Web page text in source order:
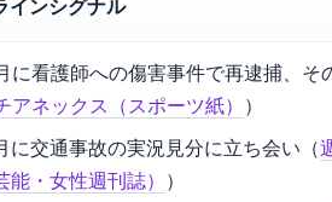
インシグナル
に看護師への傷害事件で再逮捕、そ
アネックス（スポーツ紙） ）
に交通事故の実況見分に立ち会い（
能・女性週刊誌） ）